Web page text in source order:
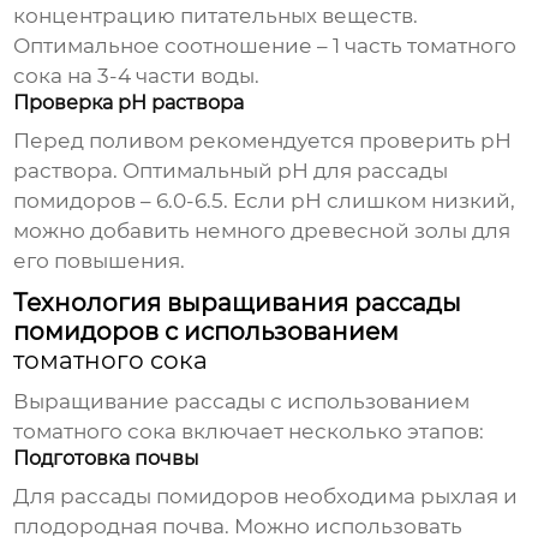
концентрацию питательных веществ.
Оптимальное соотношение – 1 частьтоматного
сока на 3-4 части воды.
Проверка pH раствора
Перед поливом рекомендуется проверить pH
раствора. Оптимальный pH для рассады
помидоров – 6.0-6.5. Если pH слишком низкий,
можно добавить немного древесной золы для
его повышения.
Технология выращивания рассады
помидоров с использованием
томатного сока
Выращивание рассады с использованием
томатного сока включает несколько этапов:
Подготовка почвы
Для рассады помидоров необходима рыхлая и
плодородная почва. Можно использовать